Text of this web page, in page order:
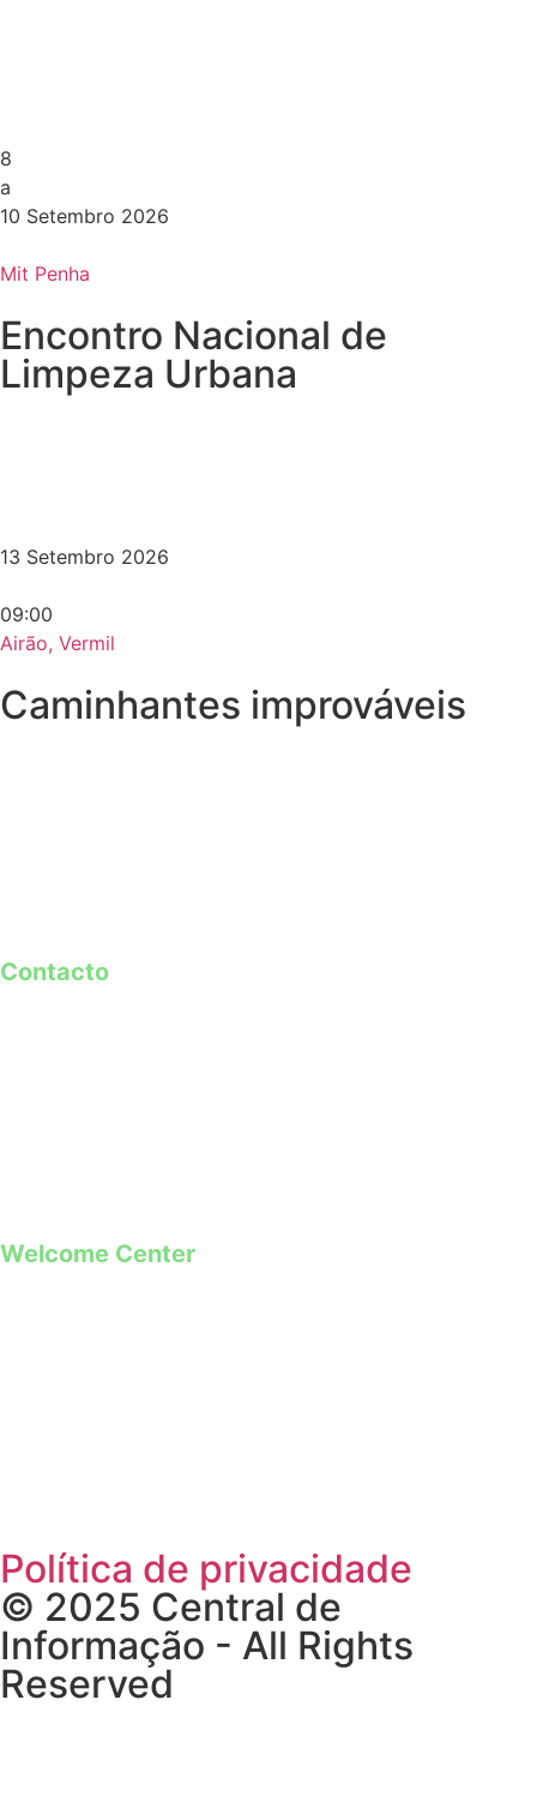
8
a
10 Setembro 2026
Mit Penha
Encontro Nacional de
Limpeza Urbana
13 Setembro 2026
09:00
Airão, Vermil
Caminhantes improváveis
Contacto
Welcome Center
Política de privacidade
© 2025 Central de
Informação - All Rights
Reserved